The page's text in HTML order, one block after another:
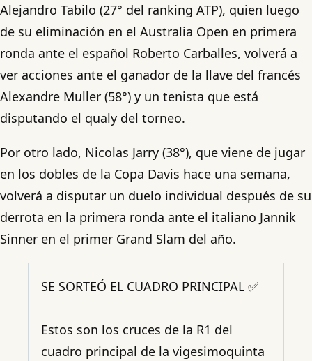
Alejandro Tabilo (27° del ranking ATP), quien luego
de su eliminación en el Australia Open en primera
ronda ante el español Roberto Carballes, volverá a
ver acciones ante el ganador de la llave del francés
Alexandre Muller (58°) y un tenista que está
disputando el qualy del torneo.
Por otro lado, Nicolas Jarry (38°), que viene de jugar
en los dobles de la Copa Davis hace una semana,
volverá a disputar un duelo individual después de su
derrota en la primera ronda ante el italiano Jannik
Sinner en el primer Grand Slam del año.
SE SORTEÓ EL CUADRO PRINCIPAL ✅
Estos son los cruces de la R1 del
cuadro principal de la vigesimoquinta